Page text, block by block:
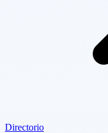
Directorio